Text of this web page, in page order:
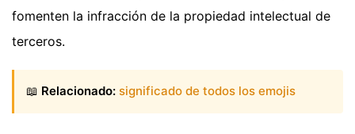
fomenten la infracción de la propiedad intelectual de
terceros.
📖 Relacionado: significado de todos los emojis